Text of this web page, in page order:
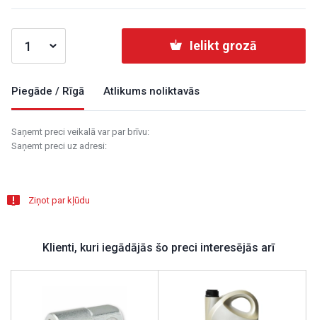
Ielikt grozā
Piegāde / Rīgā Atlikums noliktavās
Saņemt preci veikalā var par brīvu:
Saņemt preci uz adresi:
Ziņot par kļūdu
Klienti, kuri iegādājās šo preci interesējās arī